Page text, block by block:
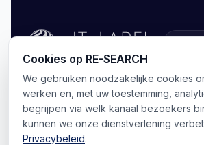
© 2026 RE-SEARCH B.V. .Alle rechten
PrivacyAlgemene voorwaarden
Cookie-voorkeuren
Cookies op RE-SEARCH
We gebruiken noodzakelijke cookies
werken en, met uw toestemming,
begrijpen via welk kanaal bezoekers
kunnen we onze dienstverlening
Privacybeleid.